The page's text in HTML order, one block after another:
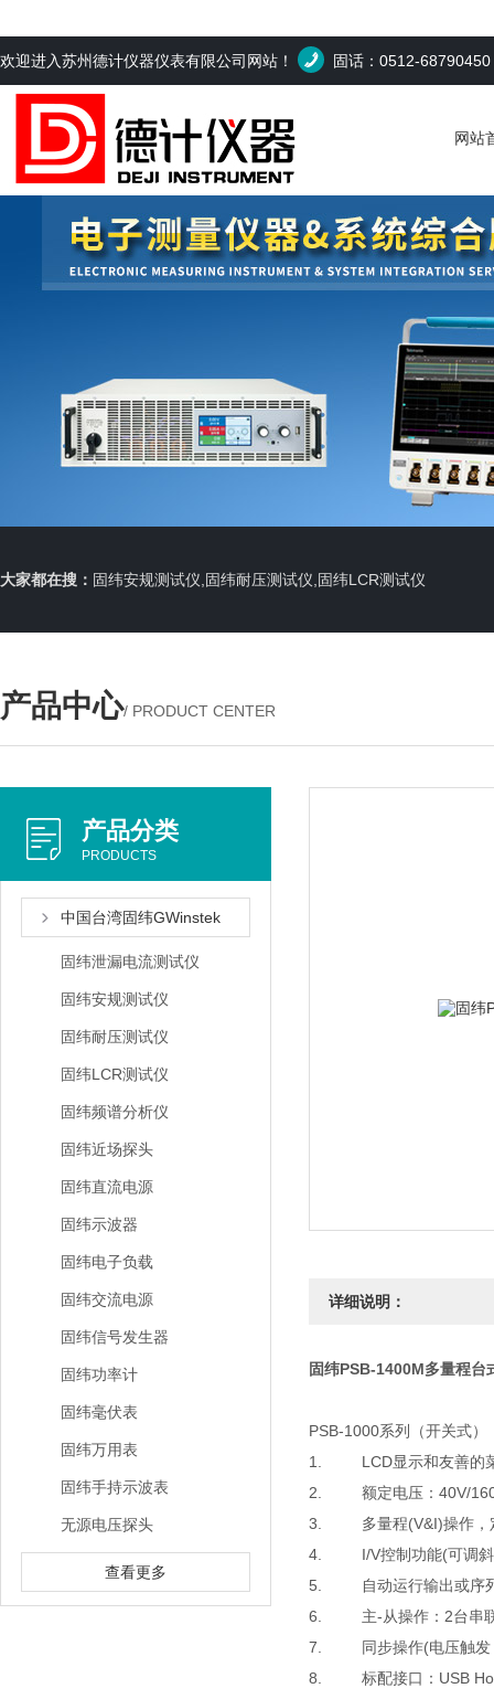
欢迎进入苏州德计仪器仪表有限公司网站！ 固话：0512-68790450
网站
大家都在搜： 固纬安规测试仪,固纬耐压测试仪,固纬LCR测试仪
产品中心/ PRODUCT CENTER
产品分类
PRODUCTS
中国台湾固纬GWinstek
固纬泄漏电流测试仪
固纬安规测试仪
固纬耐压测试仪
固纬LCR测试仪
固纬频谱分析仪
固纬近场探头
固纬直流电源
固纬示波器
固纬电子负载
固纬交流电源
固纬信号发生器
固纬功率计
固纬毫伏表
固纬万用表
固纬手持示波表
无源电压探头
查看更多
详细说明：
固纬PSB-1400M多量程台
PSB-1000系列（开关式）
1. LCD显示和友善的菜
2. 额定电压：40V/
3. 多量程(V&I)操作，
4. I/V控制功能(可调斜率)
5. 自动运行输出或序
6. 主-从操作：2台串联
7. 同步操作(电压触发
8. 标配接口：USB